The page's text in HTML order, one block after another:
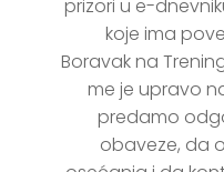
prizori u e-
koje ima
Boravak na
me je upravo
predamo
obaveze, da